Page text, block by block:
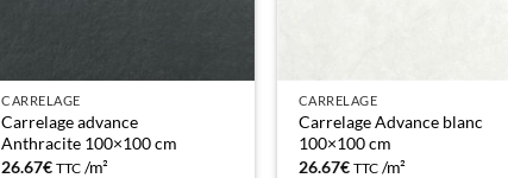
CARRELAGE
Carrelage advance
Anthracite 100×100 cm
26.67€ TTC /m²
CARRELAGE
Carrelage Advance blanc
100×100 cm
26.67€ TTC /m²